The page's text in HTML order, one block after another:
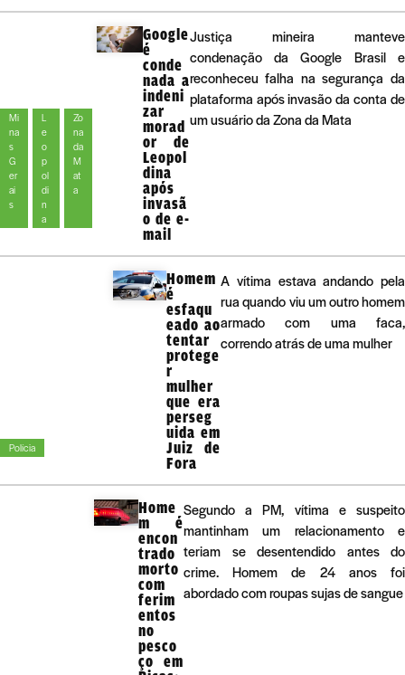
Mi
na
s
G
er
ai
s
L
e
o
p
ol
di
n
a
Zo
na
da
M
at
a
Google
é
conde
nada a
indeni
zar
morad
or de
Leopol
dina
após
invasã
o de e-
mail
Justiça mineira manteve
condenação da Google Brasil e
reconheceu falha na segurança da
plataforma após invasão da conta de
um usuário da Zona da Mata
Polícia
Homem
é
esfaqu
eado ao
tentar
protege
r
mulher
que era
perseg
uida em
Juiz de
Fora
A vítima estava andando pela
rua quando viu um outro homem
armado com uma faca,
correndo atrás de uma mulher
Home
m é
encon
trado
morto
com
ferim
entos
no
pesco
ço em
Segundo a PM, vítima e suspeito
mantinham um relacionamento e
teriam se desentendido antes do
crime. Homem de 24 anos foi
abordado com roupas sujas de sangue